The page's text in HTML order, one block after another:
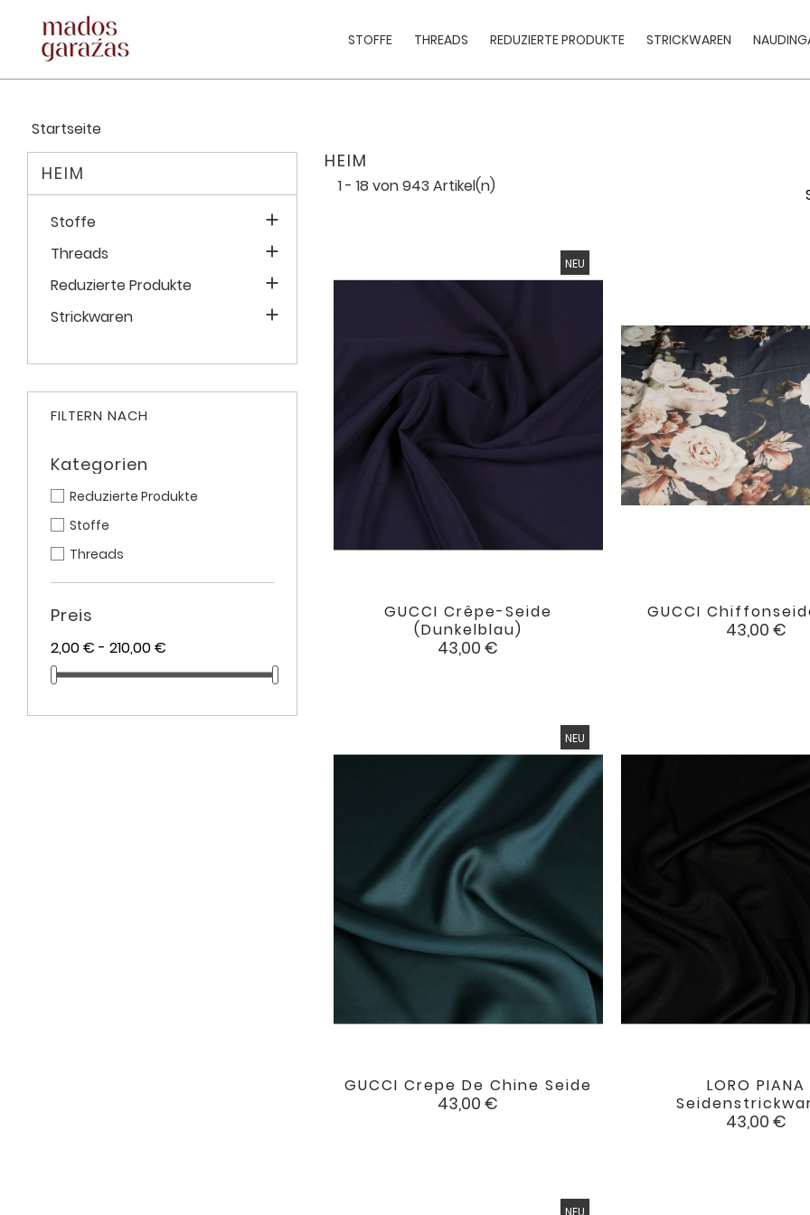
STOFFE THREADS REDUZIERTE PRODUKTE STRICKWAREN
Startseite
HEIM
Stoffe 
Threads 
Reduzierte Produkte 
Strickwaren 
FILTERN NACH
Kategorien
Reduzierte Produkte
Stoffe
Threads
Preis
2,00 € - 210,00 €
HEIM
1 - 18 von 943 Artikel(n)
NEU
GUCCI Crêpe-Seide
(dunkelblau)
Preis
43,00 €
 GUCCI
Preis
43,00 €

NEU
GUCCI Crepe De Chine Seide
Preis
43,00 €

LORO PIANA
Preis
43,00 €
